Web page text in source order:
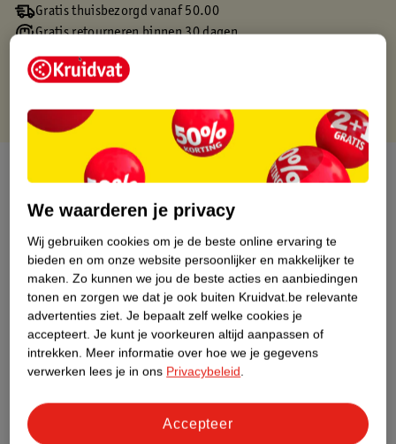
Gratis thuisbezorgd vanaf 50.00
Gratis retourneren binnen 30 dagen
Gratis punten met je Kruidvat kaart
Over dit product
Productinformatie
Etiketinformatie
Nature Impact Score
Dit product heeft (nog) geen Nature
Impact Score.
Meer informatie
We waarderen je privacy
Wij gebruiken cookies om je de beste online ervaring te
bieden en om onze website persoonlijker en makkelijker te
maken. Zo kunnen we jou de beste acties en aanbiedingen
tonen en zorgen we dat je ook buiten Kruidvat.be relevante
advertenties ziet. Je bepaalt zelf welke cookies je
accepteert. Je kunt je voorkeuren altijd aanpassen of
intrekken. Meer informatie over hoe we je gegevens
verwerken lees je in ons Privacybeleid.
Accepteer